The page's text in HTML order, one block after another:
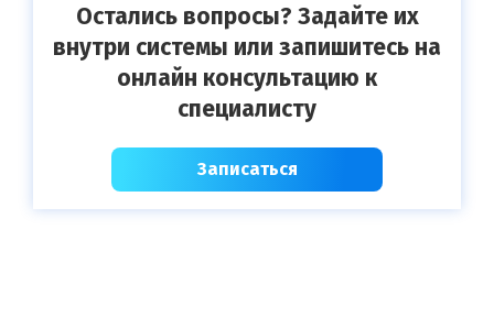
Остались вопросы? Задайте их
внутри системы или запишитесь на
онлайн консультацию к
специалисту
Записаться